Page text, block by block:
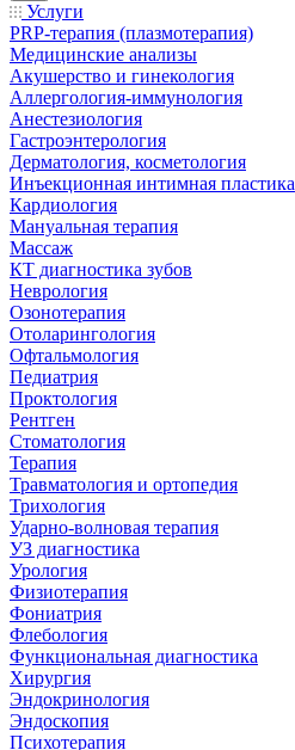
Услуги
PRP-терапия (плазмотерапия)
Медицинские анализы
Акушерство и гинекология
Аллергология-иммунология
Анестезиология
Гастроэнтерология
Дерматология, косметология
Инъекционная интимная пластика
Кардиология
Мануальная терапия
Массаж
КТ диагностика зубов
Неврология
Озонотерапия
Отоларингология
Офтальмология
Педиатрия
Проктология
Рентген
Стоматология
Терапия
Травматология и ортопедия
Трихология
Ударно-волновая терапия
УЗ диагностика
Урология
Физиотерапия
Фониатрия
Флебология
Функциональная диагностика
Хирургия
Эндокринология
Эндоскопия
Психотерапия